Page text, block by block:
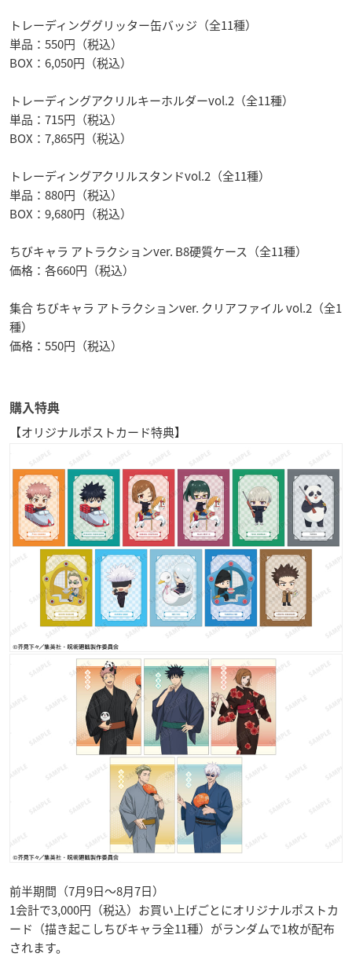
トレーディンググリッター缶バッジ（全11種）
単品：550円（税込）
BOX：6,050円（税込）
トレーディングアクリルキーホルダーvol.2（全11種）
単品：715円（税込）
BOX：7,865円（税込）
トレーディングアクリルスタンドvol.2（全11種）
単品：880円（税込）
BOX：9,680円（税込）
ちびキャラ アトラクションver. B8硬質ケース（全11種）
価格：各660円（税込）
集合 ちびキャラ アトラクションver. クリアファイル vol.2（全1
種）
価格：550円（税込）
購入特典
【オリジナルポストカード特典】
前半期間（7月9日～8月7日）
1会計で3,000円（税込）お買い上げごとにオリジナルポストカ
ード（描き起こしちびキャラ全11種）がランダムで1枚が配布
されます。